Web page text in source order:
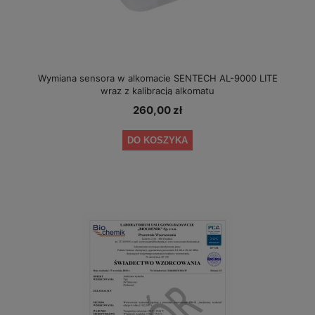
Wymiana sensora w alkomacie SENTECH AL-9000 LITE
wraz z kalibracją alkomatu
260,00 zł
DO KOSZYKA